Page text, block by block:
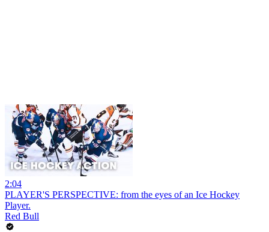
2:04
PLAYER'S PERSPECTIVE: from the eyes of an Ice Hockey
Player.
Red Bull